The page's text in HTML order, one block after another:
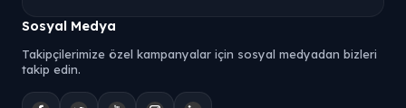
Sosyal Medya
Takipçilerimize özel kampanyalar için sosyal medyadan bizleri
takip edin.